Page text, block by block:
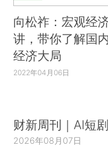
向松祚：宏观经
讲，带你了解国
经济大局
2022年04月06日
财新周刊｜AI短
2026年08月07日